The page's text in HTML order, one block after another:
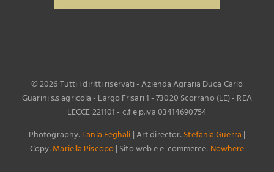
©2026 Tutti i diritti riservati - Azienda Agraria Duca Carlo
Guarini s.s agricola - Largo Frisari 1 - 73020 Scorrano (LE) - REA
LECCE 221101 - c.f e p.iva 03414690754
Photography:Tania Feghali | Art director:Stefania Guerra |
Copy:Mariella Piscopo| Sito web e e-commerce: Nowhere